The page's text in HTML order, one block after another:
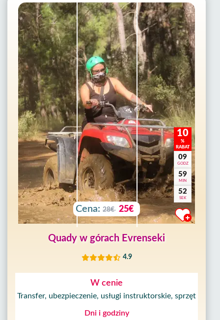
10
%
RABAT
09
GODZ
59
MIN
50
SEK
Cena: 28€ 25€
Quady w górach Evrenseki
4.9
W cenie
Transfer, ubezpieczenie, usługi instruktorskie, sprzęt
Dni i godziny